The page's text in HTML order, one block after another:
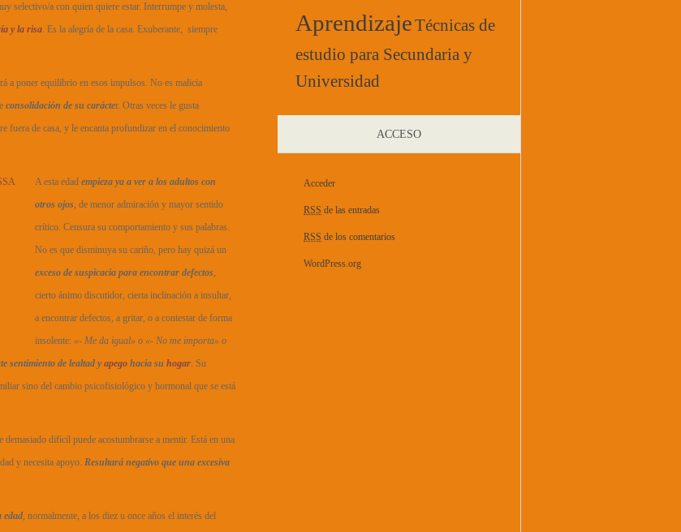
selectivo/a con quien quiere estar. Interrumpe y molesta,
y la risa. Es la alegría de la casa. Exuberante, siempre
a poner equilibrio en esos impulsos. No es malicia
consolidación de su carácter. Otras veces le gusta
fuera de casa, y le encanta profundizar en el conocimiento
A esta edad empieza ya a ver a los adultos con
otros ojos, de menor admiración y mayor sentido
crítico. Censura su comportamiento y sus palabras.
No es que disminuya su cariño, pero hay quizá un
exceso de suspicacia para encontrar defectos,
cierto ánimo discutidor, cierta inclinación a insultar,
a encontrar defectos, a gritar, o a contestar de forma
insolente: «- Me da igual» o «- No me importa» o
sentimiento de lealtad yapego hacia su hogar. Su
sino del cambio psicofisiológico y hormonal que se está
demasiado difícil puede acostumbrarse a mentir. Está en una
y necesita apoyo. Resultará negativo que una excesiva
edad, normalmente, a los diez u once años el interés del
AprendizajeTécnicas de
estudio para Secundaria y
Universidad
ACCESO
Acceder
RSS de las entradas
RSS de los comentarios
WordPress.org